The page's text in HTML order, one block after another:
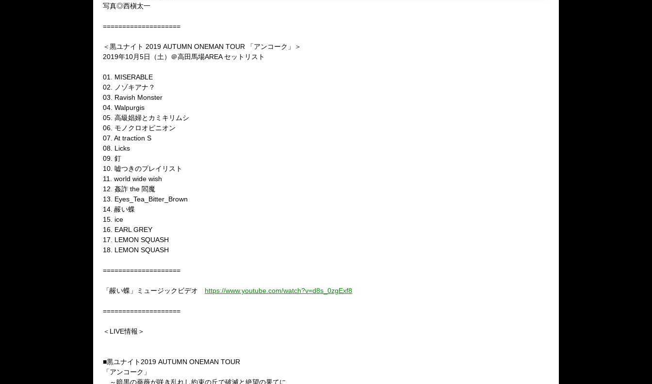
写真◎西槇太一
====================
＜黒ユナイト 2019 AUTUMN ONEMAN TOUR
「アンコーク」＞
2019年10月5日（土）＠高田馬場AREA セットリスト
01. MISERABLE
02.
ノゾキアナ？
03. Ravish Monster
04. Walpurgis
05. 高級娼婦とカミキリムシ
06. モノクロオピニオン
07. At traction S
08. Licks
09. 釘
10. 嘘つきのプレイリスト
11. world wide wish
12. 姦詐 the 閻魔
13. Eyes_Tea_Bitter_Brown
14.赧い蝶
15. ice
16. EARL GREY
17. LEMON SQUASH
18. LEMON SQUASH
====================
「赧い蝶」ミュージックビデオ https://www.youtube.com/watch?v=d8s_0zgExf8
====================
＜LIVE情報＞
■黒ユナイト 2019 AUTUMN ONEMAN TOUR
「アンコーク」
～暗黒の薔薇が咲き乱れし約束の丘で破滅と絶望の果てに